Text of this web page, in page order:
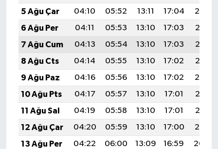
5 Ağu Çar
04:10 05:52 13:11 17:04
20:19
6 Ağu Per
04:11 05:53 13:10 17:03
20:18
7 Ağu Cum
04:13 05:54 13:10 17:03
20:17
8 Ağu Cts
04:14 05:55 13:10 17:02
20:15
9 Ağu Paz
04:16 05:56 13:10 17:02
20:14
10 Ağu Pts
04:17 05:57 13:10 17:01
20:13
11 Ağu Sal
04:19 05:58 13:10 17:01
20:12
12 Ağu Çar
04:20 05:59 13:10 17:00
20:10
13 Ağu Per
04:22 06:00 13:09 16:59
20:09